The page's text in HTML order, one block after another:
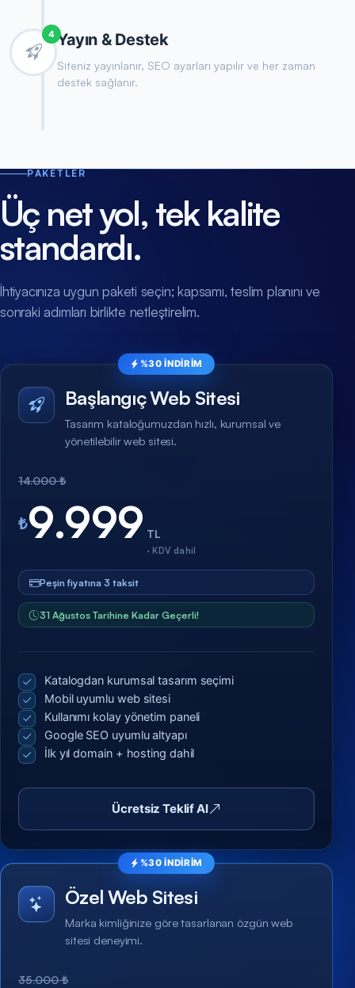
4 Yayın & Destek
Siteniz yayınlanır, SEO ayarları yapılır ve her zaman
destek sağlanır.
PAKETLER
Üç net yol, tek kalite
standardı.
İhtiyacınıza uygun paketi seçin; kapsamı, teslim planını ve
sonraki adımları birlikte netleştirelim.
%30 İNDİRİM
Başlangıç Web Sitesi
Tasarım kataloğumuzdan hızlı, kurumsal ve
yönetilebilir web sitesi.
14.000 ₺
₺9.999 TL
· KDV dahil
Peşin fiyatına 3 taksit
31 Ağustos Tarihine Kadar Geçerli!
Katalogdan kurumsal tasarım seçimi
Mobil uyumlu web sitesi
Kullanımı kolay yönetim paneli
Google SEO uyumlu altyapı
İlk yıl domain + hosting dahil
Ücretsiz Teklif Al
%30 İNDİRİM
Özel Web Sitesi
Marka kimliğinize göre tasarlanan özgün web
sitesi deneyimi.
35.000 ₺